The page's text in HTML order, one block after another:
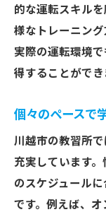
的な運転スキル
様なトレーニング
実際の運転環境
得することができ
個々のペースで
川越市の教習所
充実しています
のスケジュール
です。例えば、